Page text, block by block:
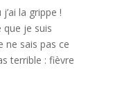
la grippe !
que je suis
ne sais pas ce
terrible : fièvre